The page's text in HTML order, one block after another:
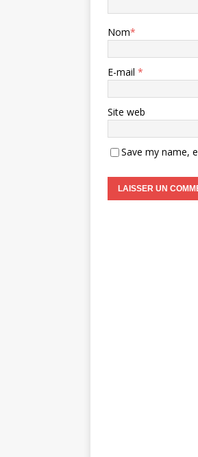
Nom*
E-mail *
Site web
Save my name,